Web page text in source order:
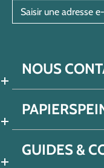
NOUS
GUIDES &